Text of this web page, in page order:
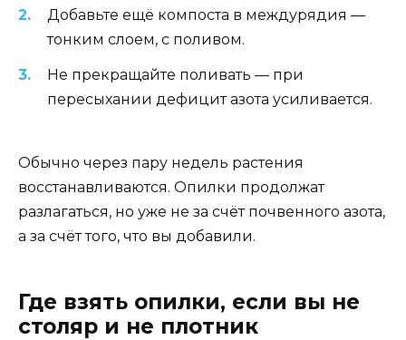
Добавьте ещё компоста в междурядия —
тонким слоем, с поливом.
Не прекращайте поливать — при
пересыхании дефицит азота усиливается.
Обычно через пару недель растения
восстанавливаются. Опилки продолжат
разлагаться, но уже не за счёт почвенного азота,
а за счёт того, что вы добавили.
Где взять опилки, если вы не
столяр и не плотник